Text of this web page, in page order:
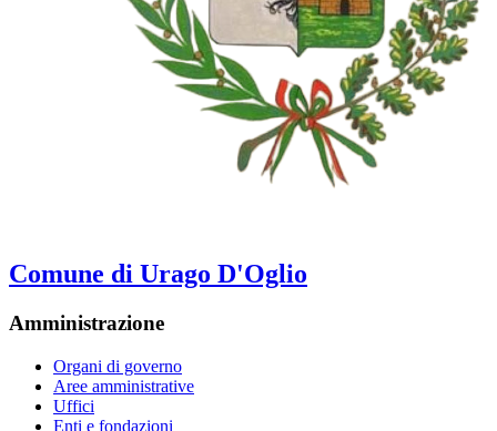
Comune di Urago D'Oglio
Amministrazione
Organi di governo
Aree amministrative
Uffici
Enti e fondazioni